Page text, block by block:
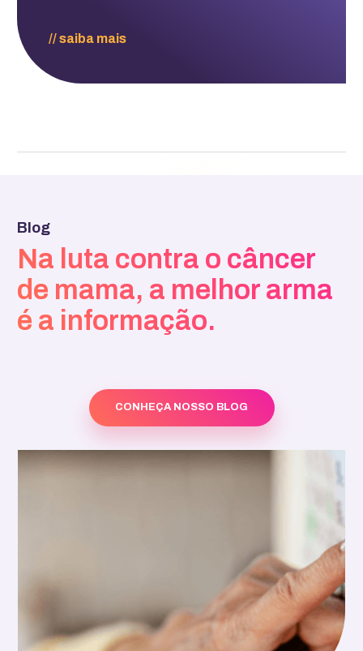
// saiba mais
Blog
Na luta contra o câncer
de mama, a melhor arma
é a informação.
CONHEÇA NOSSO BLOG